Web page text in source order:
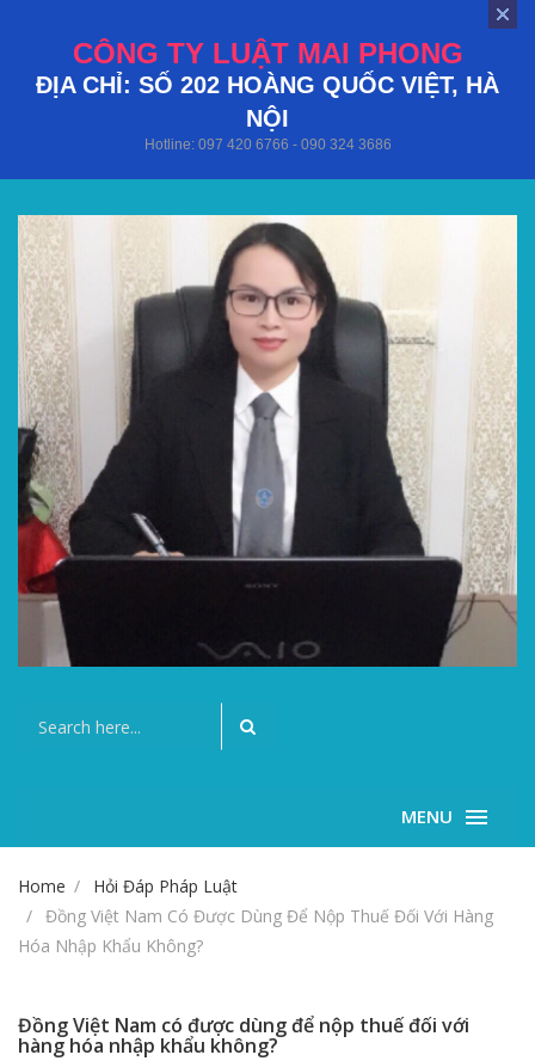
CÔNG TY LUẬT MAI PHONG
ĐỊA CHỈ: SỐ 202 HOÀNG QUỐC VIỆT, HÀ
NỘI
Hotline: 097 420 6766 - 090 324 3686
MENU
Home
Hỏi Đáp Pháp Luật
Đồng Việt Nam Có Được Dùng Để Nộp Thuế Đối Với Hàng
Hóa Nhập Khẩu Không?
Đồng Việt Nam có được dùng để nộp thuế đối với
hàng hóa nhập khẩu không?